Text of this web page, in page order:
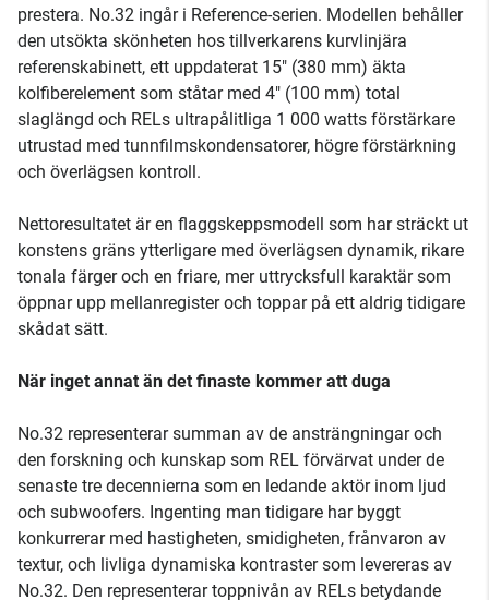
prestera. No.32 ingår i Reference-serien. Modellen behåller
den utsökta skönheten hos tillverkarens kurvlinjära
referenskabinett, ett uppdaterat 15" (380 mm) äkta
kolfiberelement som ståtar med 4" (100 mm) total
slaglängd och RELs ultrapålitliga 1 000 watts förstärkare
utrustad med tunnfilmskondensatorer, högre förstärkning
och överlägsen kontroll.
Nettoresultatet är en flaggskeppsmodell som har sträckt ut
konstens gräns ytterligare med överlägsen dynamik, rikare
tonala färger och en friare, mer uttrycksfull karaktär som
öppnar upp mellanregister och toppar på ett aldrig tidigare
skådat sätt.
När inget annat än det finaste kommer att duga
No.32 representerar summan av de ansträngningar och
den forskning och kunskap som REL förvärvat under de
senaste tre decennierna som en ledande aktör inom ljud
och subwoofers. Ingenting man tidigare har byggt
konkurrerar med hastigheten, smidigheten, frånvaron av
textur, och livliga dynamiska kontraster som levereras av
No.32. Den representerar toppnivån av RELs betydande